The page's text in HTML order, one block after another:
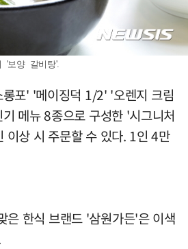
'보양 갈비탕'.
포' '메이징덕 1/2' '오렌지 크림
메뉴 8종으로 구성한 '시그니처
이상 시 주문할 수 있다. 1인 4만
한식 브랜드 '삼원가든'은 이색